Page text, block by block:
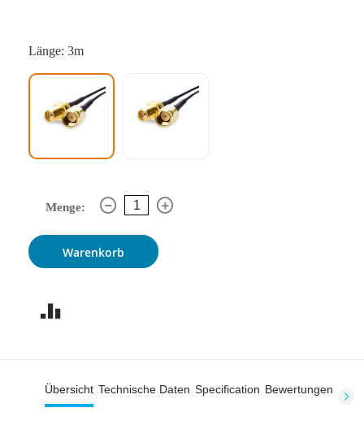
Länge: 3m
Menge:
Warenkorb
Übersicht Technische Daten Specification Bewertungen